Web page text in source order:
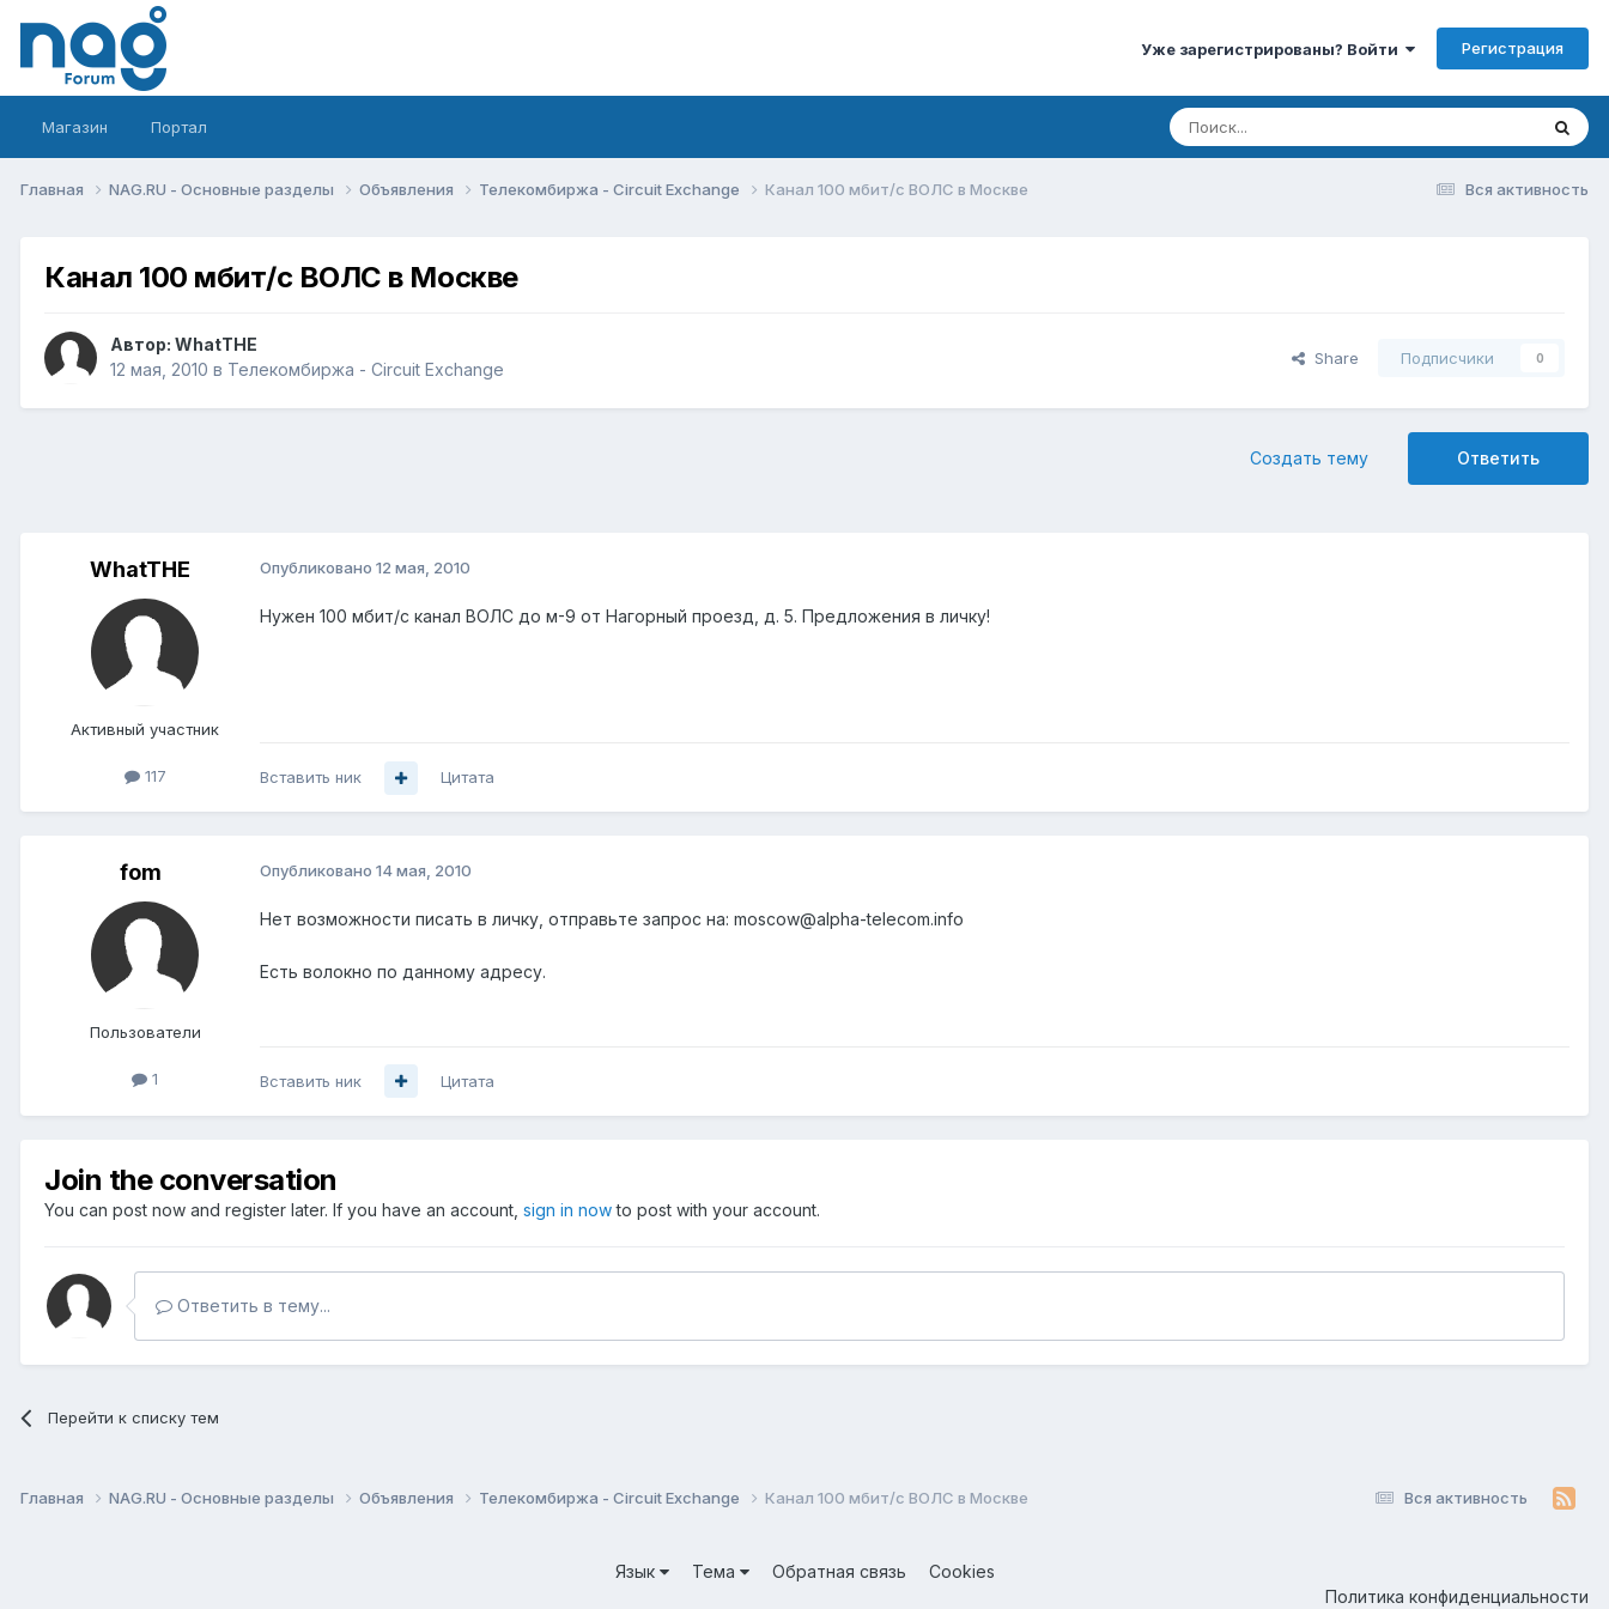
Уже зарегистрированы? Войти Регистрация
Магазин Портал
Вся активность
Главная NAG.RU - Основные разделы Объявления Телекомбиржа - Circuit Exchange Канал 100 мбит/с ВОЛС в Москве
Канал 100 мбит/с ВОЛС в Москве
Автор: WhatTHE
12 мая, 2010 в Телекомбиржа - Circuit Exchange
Share Подписчики 0
Ответить
Создать тему
WhatTHE
Активный участник
117
Опубликовано 12 мая, 2010
Нужен 100 мбит/с канал ВОЛС до м-9 от Нагорный проезд, д. 5. Предложения в личку!
Вставить ник Цитата
fom
Пользователи
1
Опубликовано 14 мая, 2010
Нет возможности писать в личку, отправьте запрос на: moscow@alpha-telecom.info
Есть волокно по данному адресу.
Вставить ник Цитата
Join the conversation
You can post now and register later. If you have an account, sign in nowto post with your account.
Ответить в тему...
Перейти к списку тем
Вся активность
Главная NAG.RU - Основные разделы Объявления Телекомбиржа - Circuit Exchange Канал 100 мбит/с ВОЛС в Москве
Язык Тема Обратная связь
Cookies
Политика конфиденциальности